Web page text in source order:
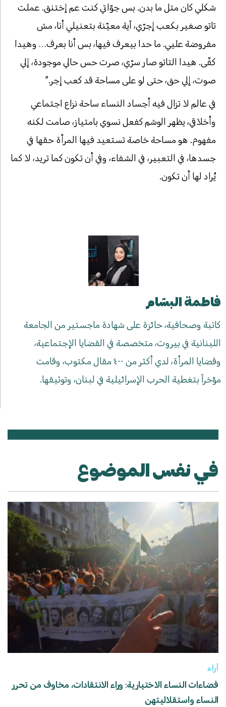
شكلي كان متل ما بدن. بس جوّاتي كنت عم إختنق. عملت
تاتو صغير بكعب إجرّي، آية معيّنة بتعنيلي أنا، مش
مفروضة عليي. ما حدا بيعرف فيها، بس أنا بعرف… وهيدا
كفّى. هيدا التاتو صار سرّي، صرت حس حالي موجودة، إلي
صوت، إلي حق، حتى لو على مساحة قد كعب إجر.”
في عالم لا تزال فيه أجساد النساء ساحة نزاع اجتماعي
وأخلاقي، يظهر الوشم كفعل نسوي بامتياز، صامت لكنه
مفهوم. هو مساحة خاصة تستعيد فيها المرأة حقها في
جسدها، في التعبير، في الشفاء، وفي أن تكون كما تريد، لا كما
يُراد لها أن تكون.
فاطمة البسّام
كاتبة وصحافية، حائزة على شهادة ماجستير من الجامعة
اللبنانية في بيروت، متخصصة في القضايا الإجتماعية،
وقضايا المرأة، لدي أكثر من ٤٠٠ مقال مكتوب، وقامت
مؤخراً بتغطية الحرب الإسرائيلية في لبنان، وتوثيقها.
في نفس الموضوع
آراء
فضاءات النساء الاختيارية: وراء الانتقادات، مخاوف من تحرر
النساء واستقلاليتهن